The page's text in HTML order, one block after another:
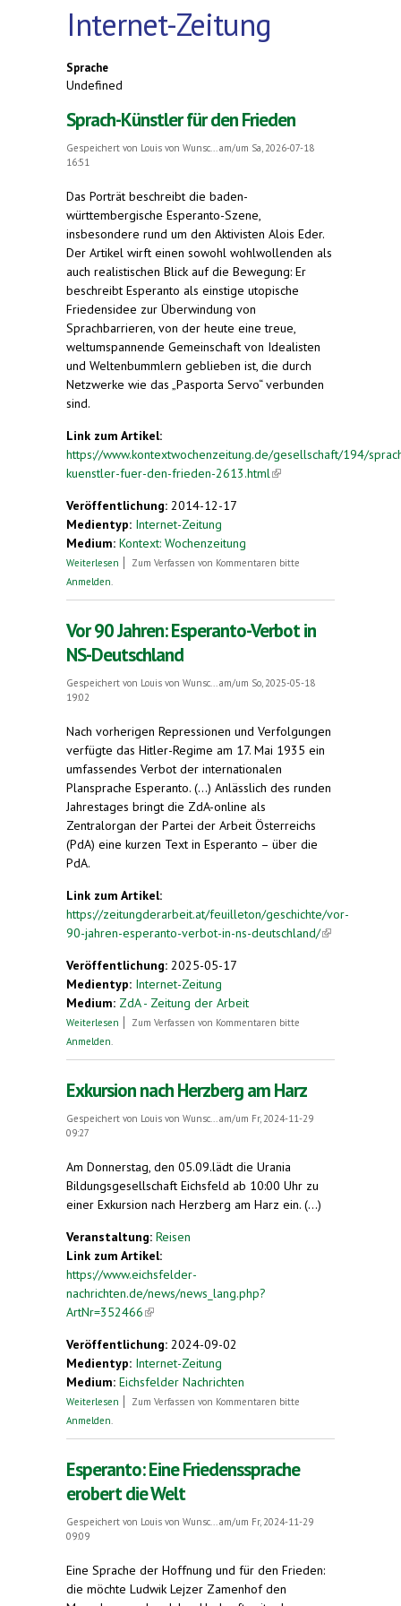
Internet-Zeitung
Sprache
Undefined
Sprach-Künstler für den Frieden
Gespeichert von Louis von Wunsc...
am/um Sa, 2026-07-18
16:51
Das Porträt beschreibt die baden-
württembergische Esperanto-Szene,
insbesondere rund um den Aktivisten Alois Eder.
Der Artikel wirft einen sowohl wohlwollenden als
auch realistischen Blick auf die Bewegung: Er
beschreibt Esperanto als einstige utopische
Friedensidee zur Überwindung von
Sprachbarrieren, von der heute eine treue,
weltumspannende Gemeinschaft von Idealisten
und Weltenbummlern geblieben ist, die durch
Netzwerke wie das „Pasporta Servo“ verbunden
sind.
Link zum Artikel:
https://www.kontextwochenzeitung.de/gesellschaft/194/
kuenstler-fuer-den-frieden-2613.html (link is
Veröffentlichung: 2014-12-17
Medientyp: Internet-Zeitung
Medium: Kontext: Wochenzeitung
Weiterlesen über Sprach-Künstler für den Frieden
Zum Verfassen von Kommentaren bitte
Anmelden
Vor 90 Jahren: Esperanto-Verbot in
NS-Deutschland
Gespeichert von Louis von Wunsc...
am/um So, 2025-05-18
19:02
Nach vorherigen Repressionen und Verfolgungen
verfügte das Hitler-Regime am 17. Mai 1935 ein
umfassendes Verbot der internationalen
Plansprache Esperanto. (...) Anlässlich des runden
Jahrestages bringt die ZdA-online als
Zentralorgan der Partei der Arbeit Österreichs
(PdA) eine kurzen Text in Esperanto – über die
PdA.
Link zum Artikel:
https://zeitungderarbeit.at/feuilleton/geschichte/vor-
90-jahren-esperanto-verbot-in-ns-deutschland/(link is
Veröffentlichung: 2025-05-17
Medientyp: Internet-Zeitung
Medium: ZdA - Zeitung der Arbeit
Weiterlesen über Vor 90 Jahren: Esperanto-Verbot in NS-
Zum Verfassen von Kommentaren bitte
Anmelden
Exkursion nach Herzberg am Harz
Gespeichert von Louis von Wunsc...
am/um Fr, 2024-11-29
09:27
Am Donnerstag, den 05.09.lädt die Urania
Bildungsgesellschaft Eichsfeld ab 10:00 Uhr zu
einer Exkursion nach Herzberg am Harz ein. (...)
Veranstaltung: Reisen
Link zum Artikel:
https://www.eichsfelder-
nachrichten.de/news/news_lang.php?
ArtNr=352466(link is external)
Veröffentlichung: 2024-09-02
Medientyp: Internet-Zeitung
Medium: Eichsfelder Nachrichten
Weiterlesen über Exkursion nach Herzberg am Harz
Zum Verfassen von Kommentaren bitte
Anmelden
Esperanto: Eine Friedenssprache
erobert die Welt
Gespeichert von Louis von Wunsc...
am/um Fr, 2024-11-29
09:09
Eine Sprache der Hoffnung und für den Frieden:
die möchte Ludwik Lejzer Zamenhof den